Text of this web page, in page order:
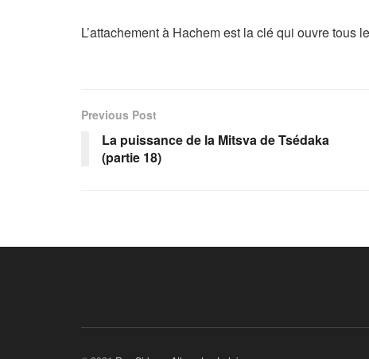
L’attachement à Hachem est la clé qui ouvre tous
Previous Post
La puissance de la Mitsva de Tsédaka
(partie 18)